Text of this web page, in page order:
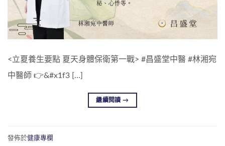
<立夏養生要點 夏天身體保衛第一戰> #昌盛堂中醫 #林湘宛
中醫師 👉&#x1f3 […]
繼續閱讀→
發佈於健康專欄